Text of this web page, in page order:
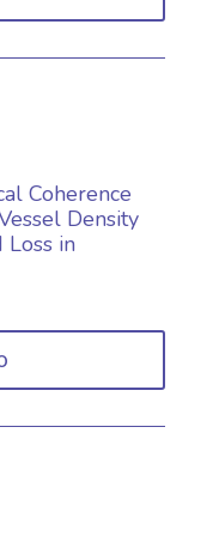
Coherence
Density
in